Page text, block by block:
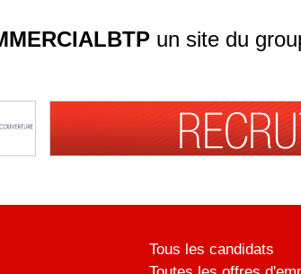
un site du
Tous les candidats